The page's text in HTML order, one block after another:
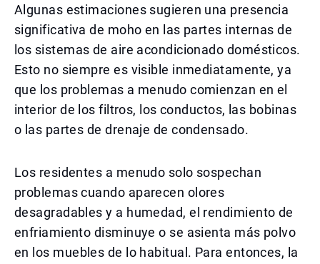
Algunas estimaciones sugieren una presencia
significativa de moho en las partes internas de
los sistemas de aire acondicionado domésticos.
Esto no siempre es visible inmediatamente, ya
que los problemas a menudo comienzan en el
interior de los filtros, los conductos, las bobinas
o las partes de drenaje de condensado.
Los residentes a menudo solo sospechan
problemas cuando aparecen olores
desagradables y a humedad, el rendimiento de
enfriamiento disminuye o se asienta más polvo
en los muebles de lo habitual. Para entonces, la